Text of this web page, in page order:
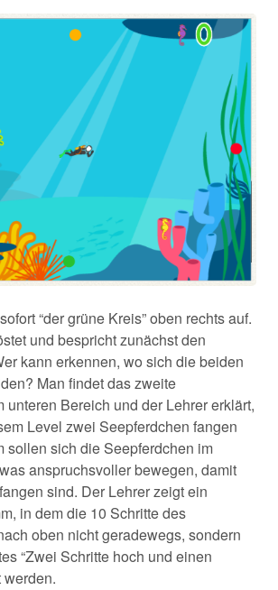
“der grüne Kreis” oben rechts auf.
und bespricht zunächst den
kann erkennen, wo sich die beiden
Man findet das zweite
unteren Bereich und der Lehrer erklärt,
Level zwei Seepferdchen fangen
sollen sich die Seepferdchen im
anspruchsvoller bewegen, damit
sind. Der Lehrer zeigt ein
in dem die 10 Schritte des
oben nicht geradewegs, sondern
“Zwei Schritte hoch und einen
werden.